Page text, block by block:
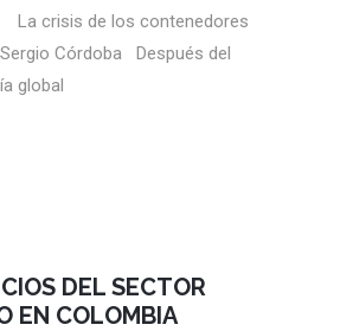
La crisis de los contenedores
Córdoba Después del
global
DEL SECTOR
EN COLOMBIA